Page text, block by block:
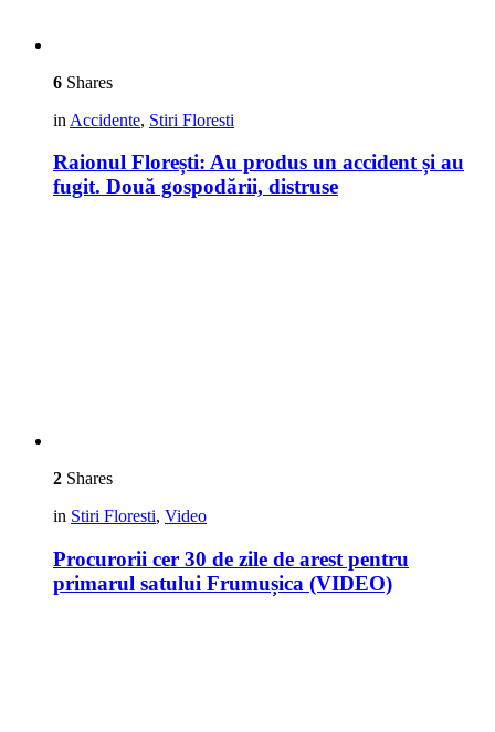
6 Shares
in Accidente, Stiri Floresti
Raionul Florești: Au produs un accident și au
fugit. Două gospodării, distruse
2 Shares
in Stiri Floresti, Video
Procurorii cer 30 de zile de arest pentru
primarul satului Frumușica (VIDEO)